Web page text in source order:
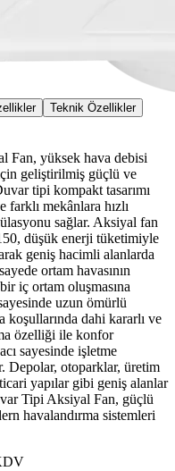
Teknik Özellikler
Fan, yüksek hava debisi
geliştirilmiş güçlü ve
tipi kompakt tasarımı
mekânlara hızlı
sağlar. Aksiyal fan
düşük enerji tüketimiyle
geniş hacimli alanlarda
ortam havasının
iç ortam oluşmasına
uzun ömürlü
koşullarında dahi kararlı ve
özelliği ile konfor
sayesinde işletme
Depolar, otoparklar, üretim
yapılar gibi geniş alanlar
Tipi Aksiyal Fan, güçlü
havalandırma sistemleri